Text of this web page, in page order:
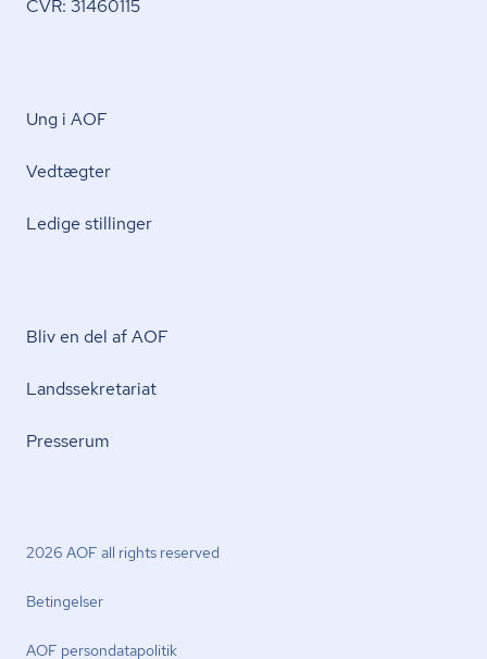
CVR: 31460115
Ung i AOF
Vedtægter
Ledige stillinger
Bliv en del af AOF
Lands­se­kre­ta­ri­at
Presserum
2026 AOF all rights reserved
Betingelser
AOF per­son­da­ta­po­li­tik